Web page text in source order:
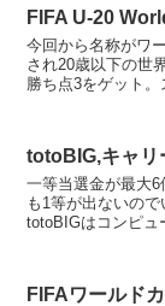
FIFA U-20
今回から名称がワ
され20歳以下の世
勝ち点3をゲット。
totoBIG,キャリ
一等当選金が最大
も1等が出ないの
totoBIGはコンピュ
FIFAワールド